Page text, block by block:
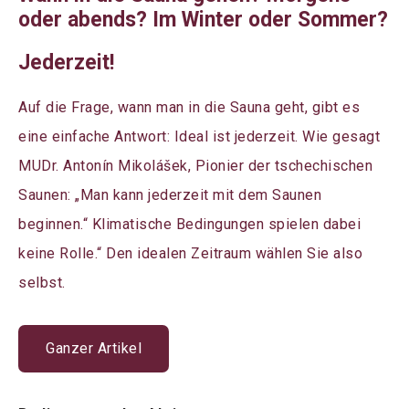
oder abends? Im Winter oder Sommer?
Jederzeit!
Auf die Frage, wann man in die Sauna geht, gibt es
eine einfache Antwort: Ideal ist jederzeit. Wie gesagt
MUDr. Antonín Mikolášek, Pionier der tschechischen
Saunen: „Man kann jederzeit mit dem Saunen
beginnen.“ Klimatische Bedingungen spielen dabei
keine Rolle.“ Den idealen Zeitraum wählen Sie also
selbst.
Ganzer Artikel